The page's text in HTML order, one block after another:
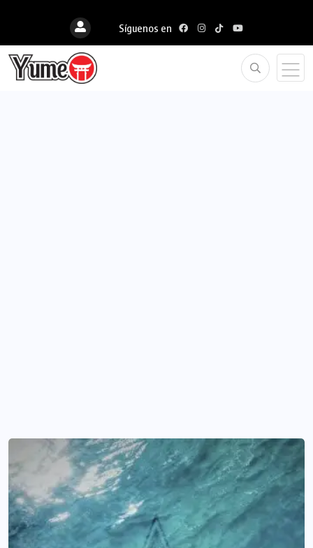
Síguenos en